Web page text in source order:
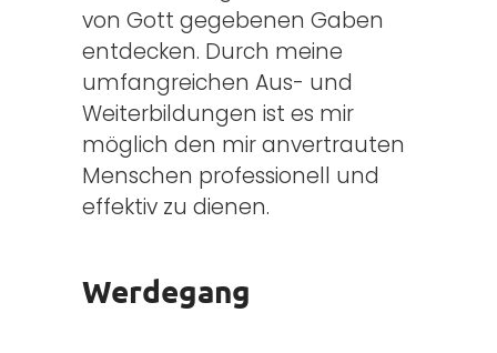
von Gott gegebenen Gaben
entdecken. Durch meine
umfangreichen Aus- und
Weiterbildungen ist es mir
möglich den mir anvertrauten
Menschen professionell und
effektiv zu dienen.
Werdegang